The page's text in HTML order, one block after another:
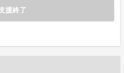
援終了